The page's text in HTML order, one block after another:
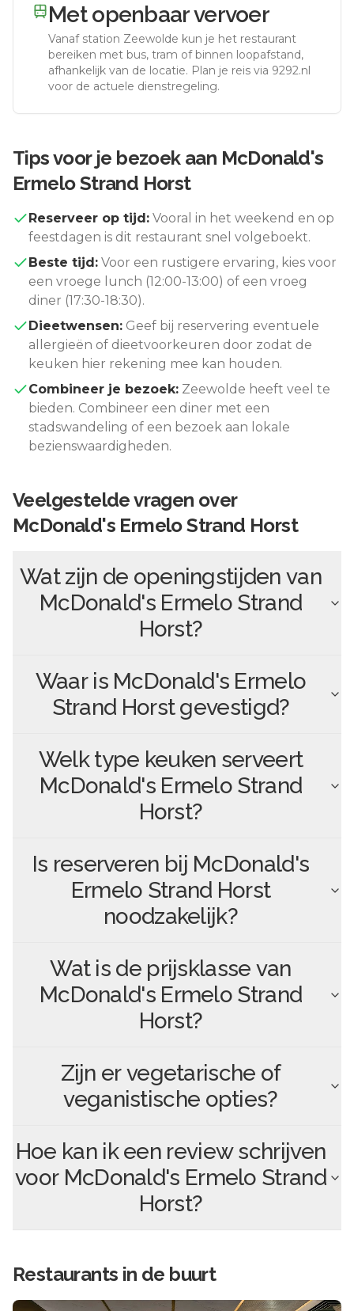
Met openbaar vervoer
Vanaf station Zeewolde kun je het restaurant
bereiken met bus, tram of binnen loopafstand,
afhankelijk van de locatie. Plan je reis via 9292.nl
voor de actuele dienstregeling.
Tips voor je bezoek aan McDonald's
Ermelo Strand Horst
Reserveer op tijd: Vooral in het weekend en op
feestdagen is dit restaurant snel volgeboekt.
Beste tijd: Voor een rustigere ervaring, kies voor
een vroege lunch (12:00-13:00) of een vroeg
diner (17:30-18:30).
Dieetwensen: Geef bij reservering eventuele
allergieën of dieetvoorkeuren door zodat de
keuken hier rekening mee kan houden.
Combineer je bezoek: Zeewolde heeft veel te
bieden. Combineer een diner met een
stadswandeling of een bezoek aan lokale
bezienswaardigheden.
Veelgestelde vragen over
McDonald's Ermelo Strand Horst
Wat zijn de openingstijden van
McDonald's Ermelo Strand
Horst?
Waar is McDonald's Ermelo
Strand Horstgevestigd?
Welk type keuken serveert
McDonald's Ermelo Strand
Horst?
Is reserveren bij McDonald's
Ermelo Strand Horst
noodzakelijk?
Wat is de prijsklasse van
McDonald's Ermelo Strand
Horst?
Zijn er vegetarische of
veganistische opties?
Hoe kan ik een review schrijven
voor McDonald's Ermelo Strand
Horst?
Restaurants in de buurt